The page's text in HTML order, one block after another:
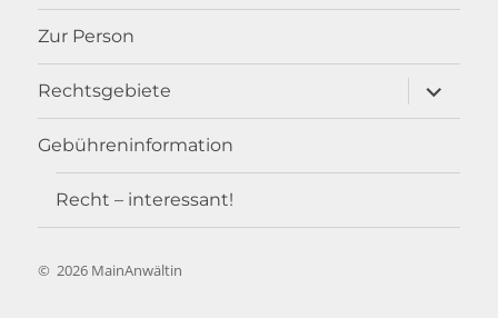
Zur Person
Rechtsgebiete
öffnen
Gebühreninformation
Recht – interessant!
© 2026 MainAnwältin